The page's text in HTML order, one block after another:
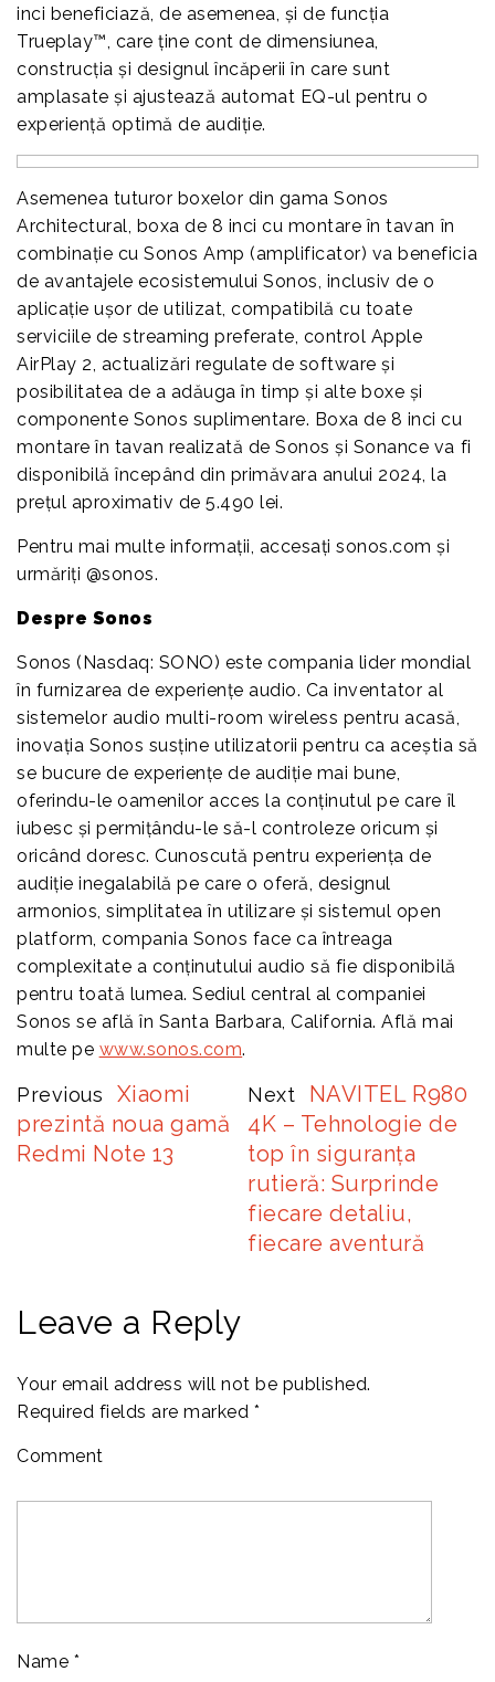
inci beneficiază, de asemenea, și de funcția
Trueplay™, care ține cont de dimensiunea,
construcția și designul încăperii în care sunt
amplasate și ajustează automat EQ-ul pentru o
experiență optimă de audiție.
Asemenea tuturor boxelor din gama Sonos
Architectural, boxa de 8 inci cu montare în tavan în
combinație cu Sonos Amp (amplificator) va beneficia
de avantajele ecosistemului Sonos, inclusiv de o
aplicație ușor de utilizat, compatibilă cu toate
serviciile de streaming preferate, control Apple
AirPlay 2, actualizări regulate de software și
posibilitatea de a adăuga în timp și alte boxe și
componente Sonos suplimentare. Boxa de 8 inci cu
montare în tavan realizată de Sonos și Sonance va fi
disponibilă începând din primăvara anului 2024, la
prețul aproximativ de 5.490 lei.
Pentru mai multe informații, accesați sonos.com și
urmăriți @sonos.
Despre Sonos
Sonos (Nasdaq: SONO) este compania lider mondial
în furnizarea de experiențe audio. Ca inventator al
sistemelor audio multi-room wireless pentru acasă,
inovația Sonos susține utilizatorii pentru ca aceștia să
se bucure de experiențe de audiție mai bune,
oferindu-le oamenilor acces la conținutul pe care îl
iubesc și permițându-le să-l controleze oricum și
oricând doresc. Cunoscută pentru experiența de
audiție inegalabilă pe care o oferă, designul
armonios, simplitatea în utilizare și sistemul open
platform, compania Sonos face ca întreaga
complexitate a conținutului audio să fie disponibilă
pentru toată lumea. Sediul central al companiei
Sonos se află în Santa Barbara, California. Află mai
multe pe www.sonos.com.
Previous
Xiaomi
prezintă noua gamă
Redmi Note 13
Next
NAVITEL R980
4K – Tehnologie de
top în siguranța
rutieră: Surprinde
fiecare detaliu,
fiecare aventură
Leave a Reply
Your email address will not be published.
Required fields are marked *
Comment
Name *